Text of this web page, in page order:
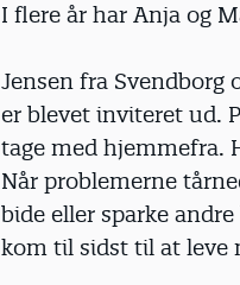
I flere år har Anja og
Jensen fra Svendborg
er blevet inviteret ud.
tage med hjemmefra.
Når problemerne
bide eller sparke
kom til sidst til at leve